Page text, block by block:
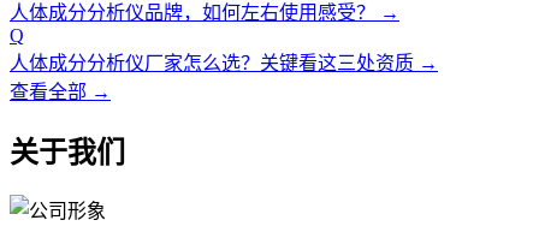
人体成分分析仪品牌，如何左右使用感受？
→
Q
人体成分分析仪厂家怎么选？关键看这三处资质 →
查看全部 →
关于我们